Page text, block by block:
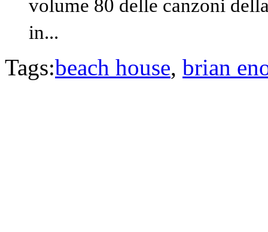
volume 80 delle canzoni
in...
Tags:beach house, brian